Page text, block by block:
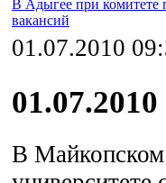
В Адыгее при комитете
вакансий
01.07.2010
01.07.2010
В Майкопском